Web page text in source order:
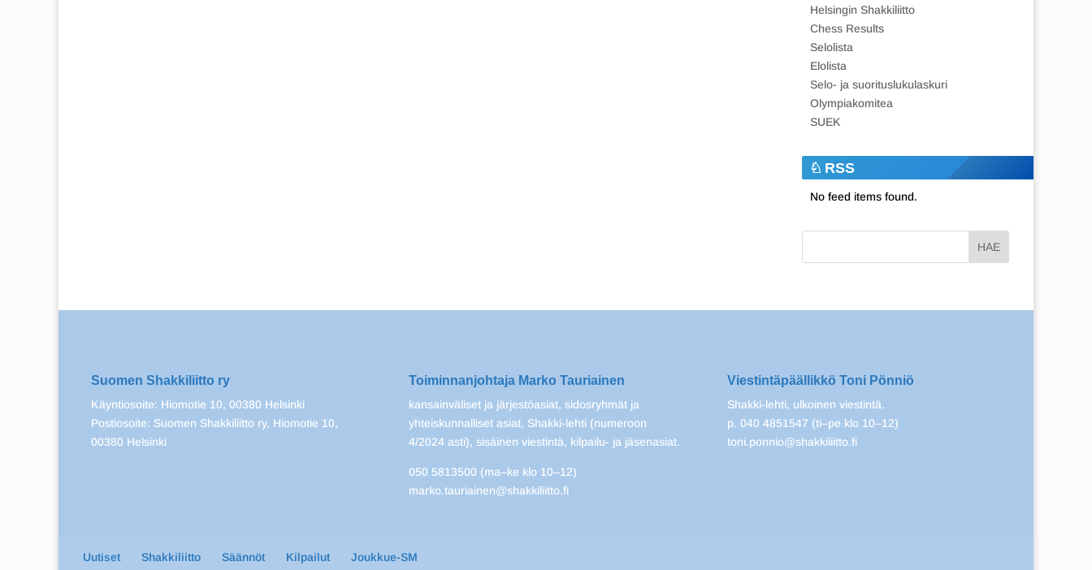
Helsingin Shakkiliitto
Chess Results
Selolista
Elolista
Selo- ja suorituslukulaskuri
Olympiakomitea
SUEK
RSS
No feed items found.
Suomen Shakkiliitto ry
Käyntiosoite: Hiomotie 10, 00380 Helsinki
Postiosoite: Suomen Shakkiliitto ry, Hiomotie 10,
00380 Helsinki
Toiminnanjohtaja Marko Tauriainen
kansainväliset ja järjestöasiat, sidosryhmät ja
yhteiskunnalliset asiat, Shakki-lehti (numeroon
4/2024 asti), sisäinen viestintä, kilpailu- ja jäsenasiat.
050 5813500 (ma–ke klo 10–12)
marko.tauriainen@shakkiliitto.fi
Viestintäpäällikkö Toni Pönniö
Shakki-lehti, ulkoinen viestintä.
p. 040 4851547 (ti–pe klo 10–12)
toni.ponnio@shakkiliitto.fi
Uutiset Shakkiliitto Säännöt Kilpailut Joukkue-SM